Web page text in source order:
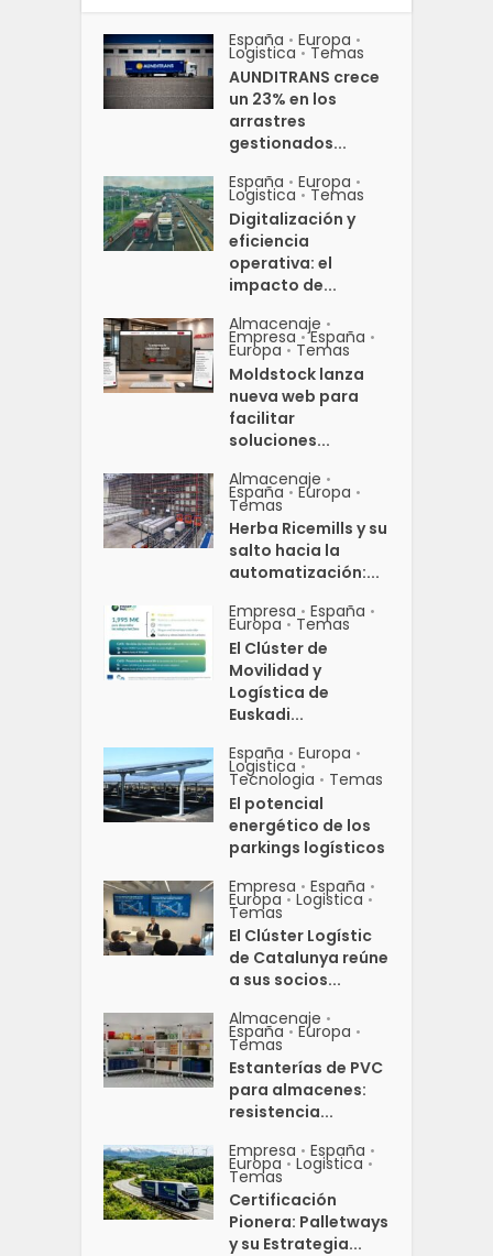
España • Europa •
Logistica • Temas
AUNDITRANS crece
un 23% en los
arrastres
gestionados...
España • Europa •
Logistica • Temas
Digitalización y
eficiencia
operativa: el
impacto de...
Almacenaje •
Empresa • España •
Europa • Temas
Moldstock lanza
nueva web para
facilitar
soluciones...
Almacenaje •
España • Europa •
Temas
Herba Ricemills y su
salto hacia la
automatización:...
Empresa • España •
Europa • Temas
El Clúster de
Movilidad y
Logística de
Euskadi...
España • Europa •
Logistica •
Tecnologia • Temas
El potencial
energético de los
parkings logísticos
Empresa • España •
Europa • Logistica •
Temas
El Clúster Logístic
de Catalunya reúne
a sus socios...
Almacenaje •
España • Europa •
Temas
Estanterías de PVC
para almacenes:
resistencia...
Empresa • España •
Europa • Logistica •
Temas
Certificación
Pionera: Palletways
y su Estrategia...